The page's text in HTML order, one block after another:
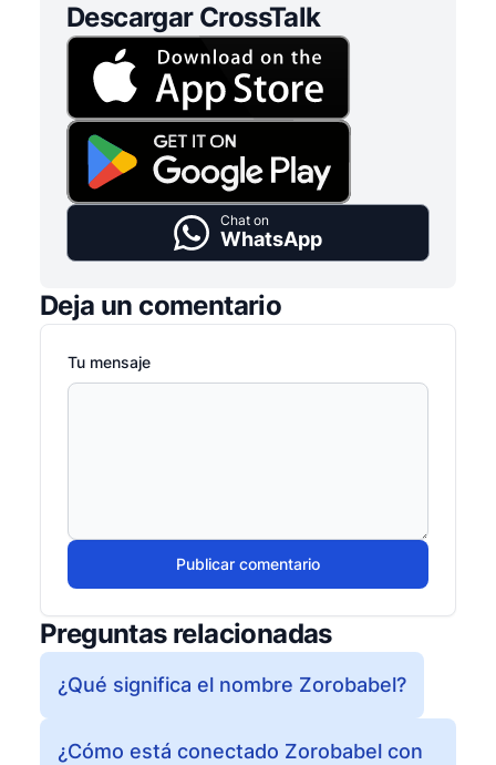
Descargar CrossTalk
Chat on
WhatsApp
Deja un comentario
Tu mensaje
Publicar comentario
Preguntas relacionadas
¿Qué significa el nombre Zorobabel?
¿Cómo está conectado Zorobabel con